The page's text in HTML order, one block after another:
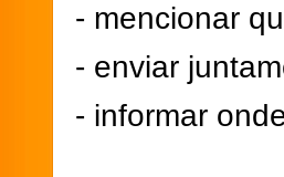
- mencionar
- enviar
- informar